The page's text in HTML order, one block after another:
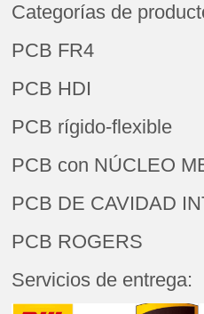
Categorías de
PCB FR4
PCB HDI
PCB rígido-flexible
PCB con NÚCLEO
PCB DE CAVIDAD
PCB ROGERS
Servicios de entrega: